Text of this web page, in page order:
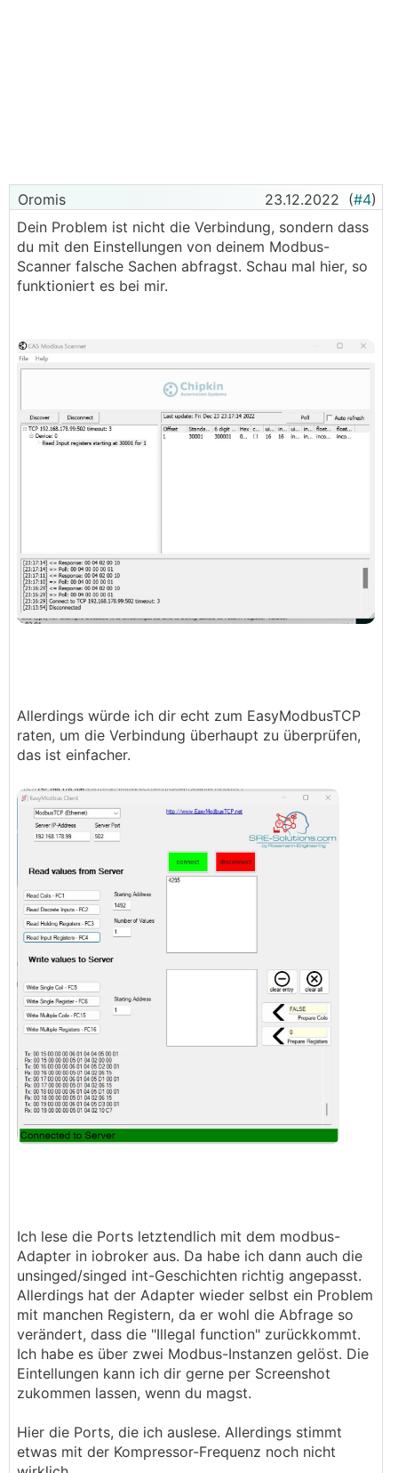
Oromis 23.12.2022 (#4)
Dein Problem ist nicht die Verbindung, sondern dass
du mit den Einstellungen von deinem Modbus-
Scanner falsche Sachen abfragst. Schau mal hier, so
funktioniert es bei mir.
Allerdings würde ich dir echt zum EasyModbusTCP
raten, um die Verbindung überhaupt zu überprüfen,
das ist einfacher.
Ich lese die Ports letztendlich mit dem modbus-
Adapter in iobroker aus. Da habe ich dann auch die
unsinged/singed int-Geschichten richtig angepasst.
Allerdings hat der Adapter wieder selbst ein Problem
mit manchen Registern, da er wohl die Abfrage so
verändert, dass die "Illegal function" zurückkommt.
Ich habe es über zwei Modbus-Instanzen gelöst. Die
Eintellungen kann ich dir gerne per Screenshot
zukommen lassen, wenn du magst.
Hier die Ports, die ich auslese. Allerdings stimmt
etwas mit der Kompressor-Frequenz noch nicht